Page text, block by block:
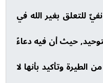
للتعلق بغير الله في
حيث أن فيه دعاءً
وتأكيد بأنها لا